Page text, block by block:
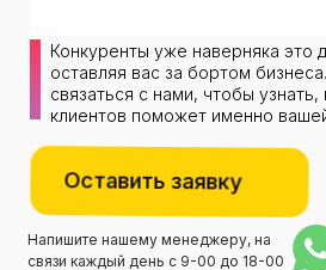
Напишите нашему менеджеру, на
связи каждый день с 9-00 до 18-00
Конкуренты уже наверняка это
оставляя вас за бортом
связаться с нами, чтобы узнать,
клиентов поможет именно
Оставить заявку